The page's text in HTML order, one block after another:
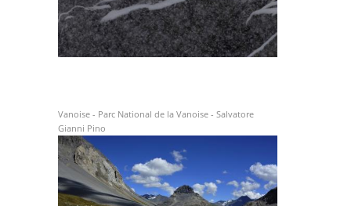
Vanoise - Parc National de la Vanoise - Salvatore
Gianni Pino